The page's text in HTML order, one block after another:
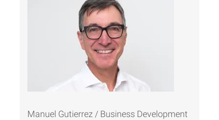
Manuel Gutierrez / Business Development